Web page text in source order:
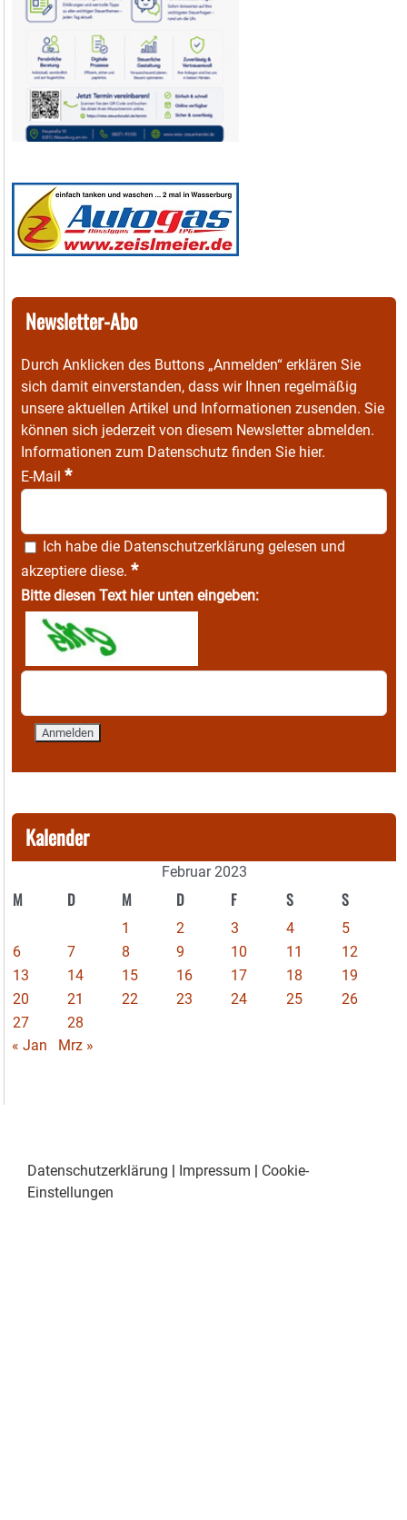
Newsletter-Abo
Durch Anklicken des Buttons „Anmelden“ erklären Sie
sich damit einverstanden, dass wir Ihnen regelmäßig
unsere aktuellen Artikel und Informationen zusenden. Sie
können sich jederzeit von diesem Newsletter abmelden.
Informationen zum Datenschutz finden Sie hier.
E-Mail *
Ich habe die Datenschutzerklärung gelesen und
akzeptiere diese. *
Bitte diesen Text hier unten eingeben:
Kalender
Februar 2023
M D M D F S S
1 2 3 4
5
6
7 8 9 10 11
12
13
14 15 16 17 18
19
20
21 22 23 24 25
26
27
28
« Jan
Mrz »
Datenschutzerklärung | Impressum | Cookie-
Einstellungen